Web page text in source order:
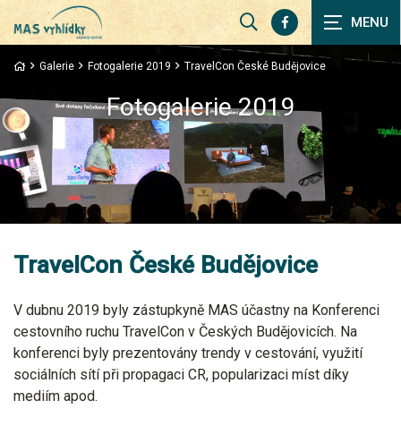
Zobrazit
vyhledávání
Galerie Fotogalerie 2019 TravelCon České Budějovice
Fotogalerie 2019
TravelCon České Budějovice
V dubnu 2019 byly zástupkyně MAS účastny na Konferenci
cestovního ruchu TravelCon v Českých Budějovicích. Na
konferenci byly prezentovány trendy v cestování, využití
sociálních sítí při propagaci CR, popularizaci míst díky
mediím apod.